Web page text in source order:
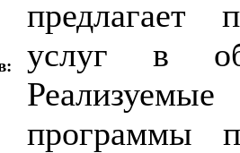
предлагает
услуг в
программы